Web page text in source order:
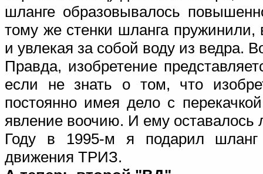
шланге образовывалось
тому же стенки шланга пружинили,
и увлекая за собой воду из ведра.
Правда, изобретение
если не знать о том, что
постоянно имея дело с
явление воочию. И ему оставалось
Году в 1995-м я подарил шланг
движения ТРИЗ.